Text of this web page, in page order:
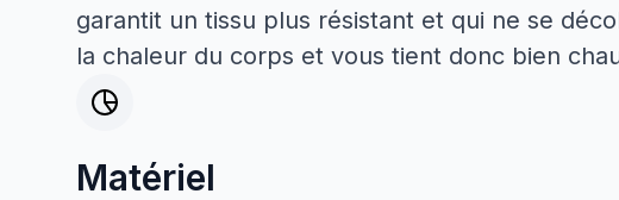
garantit un tissu plus résistant et qui ne se
la chaleur du corps et vous tient donc bien
Matériel